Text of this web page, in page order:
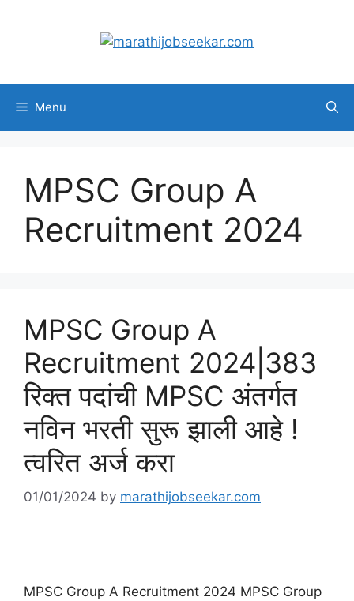
Menu
MPSC Group A
Recruitment 2024
MPSC Group A
Recruitment 2024|383
रिक्त पदांची MPSC अंतर्गत
नविन भरती सुरू झाली आहे !
त्वरित अर्ज करा
01/01/2024 by marathijobseekar.com
MPSC Group A Recruitment 2024 MPSC Group